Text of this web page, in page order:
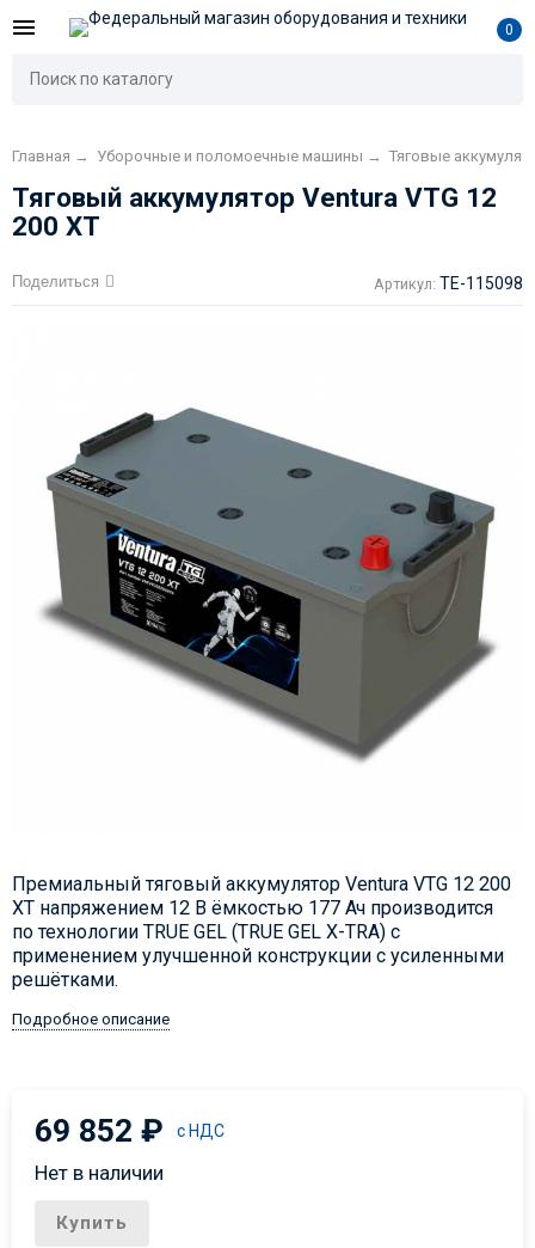
0
Главная → Уборочные и поломоечные машины → Тяговые
Тяговый аккумулятор Ventura VTG 12
200 XT
Поделиться Артикул: TE-115098
Премиальный тяговый аккумулятор Ventura VTG 12 200
XT напряжением 12 В ёмкостью 177 Ач производится
по технологии TRUE GEL (TRUE GEL X-TRA) с
применением улучшенной конструкции с усиленными
решётками.
Подробное описание
69 852₽ с НДС
Нет в наличии
Купить